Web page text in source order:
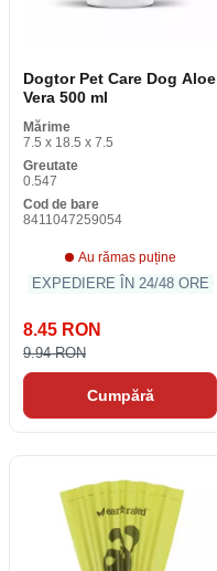
Dogtor Pet Care Dog Aloe
Vera 500 ml
Mărime
7.5 x 18.5 x 7.5
Greutate
0.547
Cod de bare
8411047259054
Au rămas puține
EXPEDIERE ÎN 24/48 ORE
8.45 RON
9.94 RON
Cumpără